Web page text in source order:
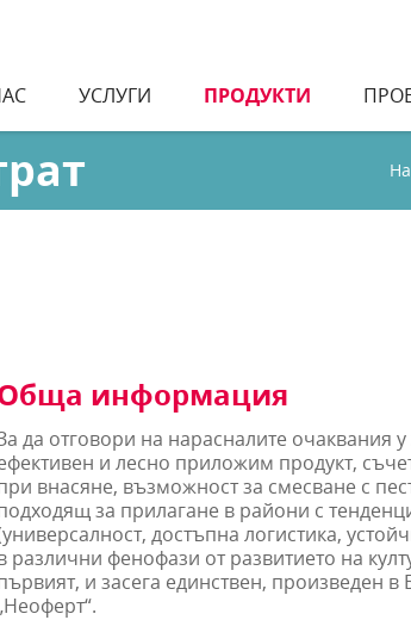
УСЛУГИ ПРОДУКТИ
информация
да отговори на нарасналите очаквания
и лесно приложим продукт,
внасяне, възможност за смесване с
за прилагане в райони с
достъпна логистика,
различни фенофази от развитието на
и засега единствен, произведен